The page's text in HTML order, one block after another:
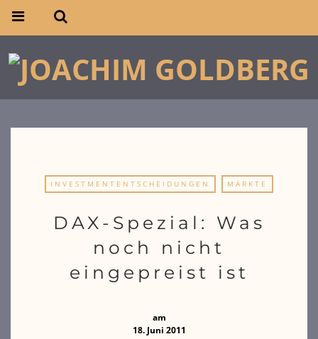
INVESTMENTENTSCHEIDUNGEN MÄRKTE
DAX-Spezial: Was
noch nicht
eingepreist ist
am
18. Juni 2011